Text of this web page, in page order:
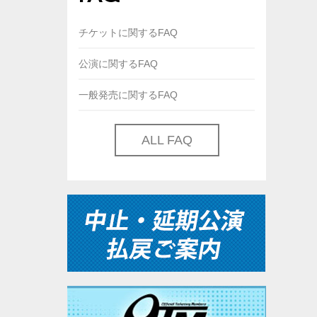
チケットに関するFAQ
公演に関するFAQ
一般発売に関するFAQ
ALL FAQ